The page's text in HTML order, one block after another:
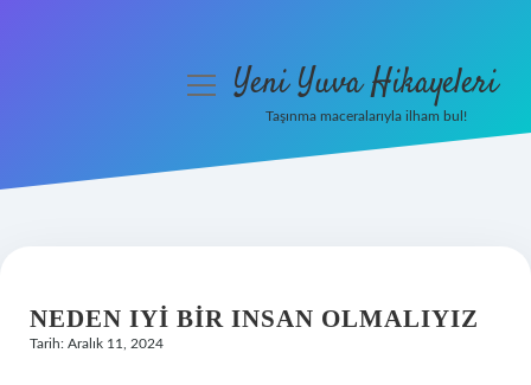
Hakkımızda
menüyüYeni Yuva Hikayeleri
Taşınma maceralarıyla ilham bul!
NEDEN IYI BIR INSAN OLMALIYIZ
Tarih: Aralık 11, 2024